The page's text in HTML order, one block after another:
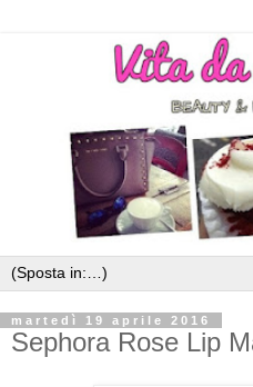
martedì 19 aprile 2016
Sephora Rose Lip